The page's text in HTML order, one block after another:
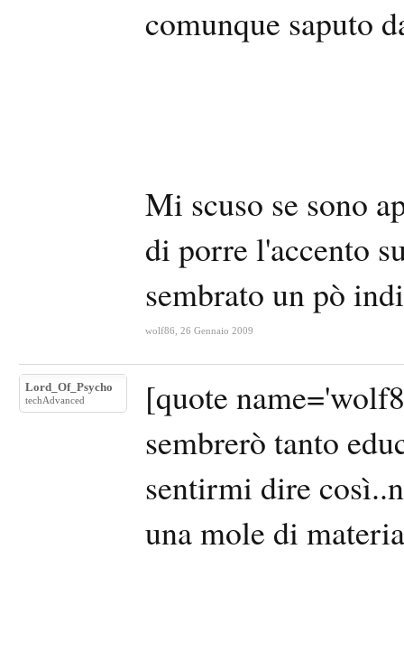
comunque saputo
Mi scuso se sono
di porre l'accento
sembrato un pò
wolf86 26 Gennaio 2009
Lord_Of_Psycho
techAdvanced
[quote
sembrerò tanto
sentirmi dire
una mole di